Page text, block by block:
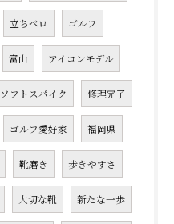
立ちベロ ゴルフ
富山 アイコンモデル
ソフトスパイク 修理完了
ゴルフ愛好家 福岡県
靴磨き 歩きやすさ
大切な靴 新たな一歩